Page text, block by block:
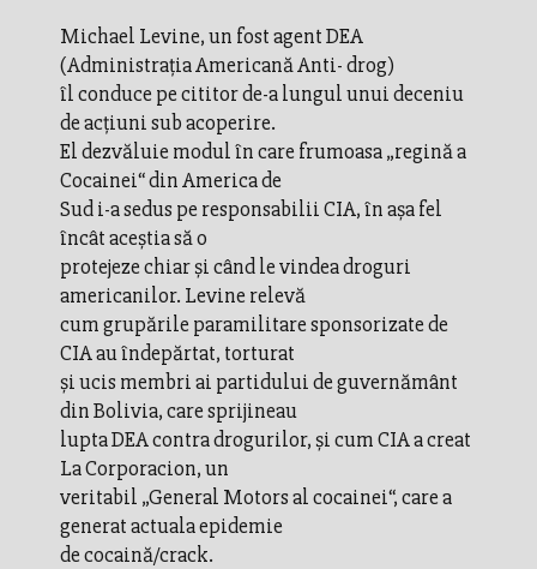
Michael Levine, un fost agent DEA
(Administraţia Americană Anti- drog)
îl conduce pe cititor de-a lungul unui deceniu
de acţiuni sub acoperire.
El dezvăluie modul în care frumoasa „regină a
Cocainei“ din America de
Sud i-a sedus pe responsabilii CIA, în aşa fel
încât aceştia să o
protejeze chiar şi când le vindea droguri
americanilor. Levine relevă
cum grupările paramilitare sponsorizate de
CIA au îndepărtat, torturat
şi ucis membri ai partidului de guvernământ
din Bolivia, care sprijineau
lupta DEA contra drogurilor, şi cum CIA a creat
La Corporacion, un
veritabil „General Motors al cocainei“, care a
generat actuala epidemie
de cocaină/crack.